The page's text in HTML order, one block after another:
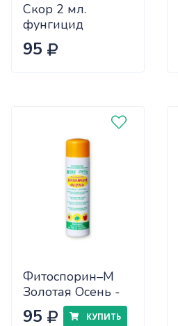
Скор 2 мл.
фунгицид
комплект 3шт.
95
Фитоспорин–М
Золотая Осень -
0,2 л
95 КУПИТЬ